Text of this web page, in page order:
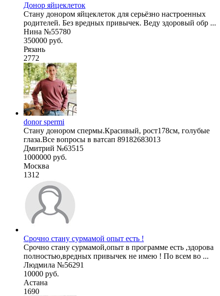
Донор яйцеклеток
Стану донором яйцеклеток для серьёзно настроенных
родителей. Без вредных привычек. Веду здоровый обр ...
Нина №55780
350000 руб.
Рязань
2772
donor spermi
Стану донором спермы.Красивый, рост178см, голубые
глаза.Все вопросы в ватсап 89182683013
Дмитрий №63515
1000000 руб.
Москва
1312
Срочно стану сурмамой опыт есть !
Срочно стану сурмамой,опыт в программе есть ,здорова
полностью,вредных привычек не имею ! По всем во ...
Людмила №56291
10000 руб.
Астана
1690